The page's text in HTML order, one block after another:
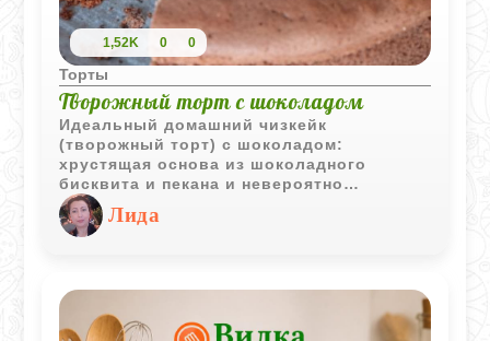
1,52K 0 0
Торты
Творожный торт с шоколадом
Идеальный домашний чизкейк
(творожный торт) с шоколадом:
хрустящая основа из шоколадного
бисквита и пекана и невероятно
воздушная начинка с маскарпоне,
сметаной и топленым шоколадом. Он
удивительно прост в приготовлении, но
Лида